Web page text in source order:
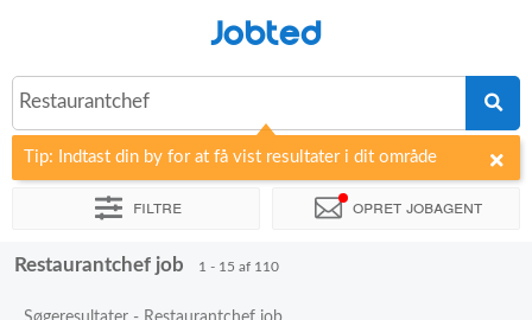
Jobted
Restaurantchef
Tip: Indtast din by for at få vist resultater i dit område
Filtre Opret jobagent
Sorter efter Virksomhed
Restaurantchef job 1 - 15 af 110